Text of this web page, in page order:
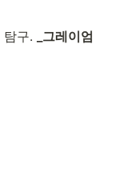
구.
_그레이엄